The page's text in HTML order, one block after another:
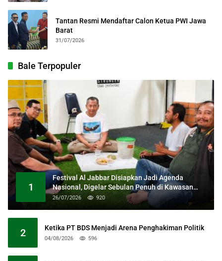
Tantan Resmi Mendaftar Calon Ketua PWI Jawa
Barat
31/07/2026
Bale Terpopuler
1
Festival Al Jabbar Disiapkan Jadi Agenda
Nasional, Digelar Sebulan Penuh di Kawasan
Masjid Raya Al Jabbar
26/07/2026 920
2 Ketika PT BDS Menjadi Arena Penghakiman Politik
04/08/2026 596